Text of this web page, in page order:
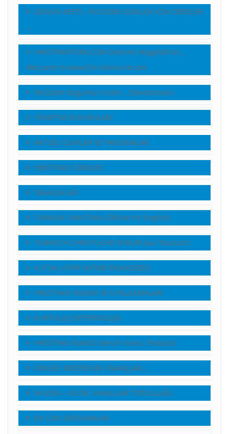
GÜNÜN AYETİ – İNCİL’DEN GÜNLÜK KISA DERSLER
…
HRİSTİYANTÜRK.COM Sitesine Hoşgeldiniz!…
Welcome to www.Christianturk.com
İNCİL’den Bugünkü İnciler… (Devotionals)
YÖNETiM DUYURULARI
AKTUEL OLAYLAR VE YANSIMALAR
HRİSTİYAN TÜRKLER
TANIKLIKLAR
TURKISH CHRISTIAN FORUM (in English)
TURKISCH CHRISTLICHE FORUM (auf Deutsch)
KUTSAL KİTAP (KİTABI MUKADDES)
HRİSTİYAN YAŞAMI VE UYGULAMALARI
KURTULUŞ (SETERYOLOJİ)
HRİSTİYAN İNANCI (Mesih İnancı Teolojisi)
DİNLER, MEZHEPLER, İNANÇLAR…
EKLESİA – KİLİSE, İNANLILAR TOPLULUĞU
EN ÇOK SORULANLAR